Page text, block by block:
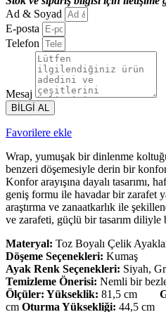
Ad & Soyad
E-posta
Telefon
Mesaj
BİLGİ AL
Favorilere ekle
Wrap, yumuşak bir dinlenme
benzeri döşemesiyle derin bir
Konfor arayışına dayalı tasarımı,
geniş formu ile havadar bir zarafet
araştırma ve zanaatkarlık ile
ve zarafeti, güçlü bir tasarım diliyle
Materyal: Toz Boyalı Çelik
Döşeme Seçenekleri: Kumaş
Ayak Renk Seçenekleri: Siyah,
Temizleme Önerisi: Nemli bir
Ölçüler: Yükseklik: 81,5 cm
cm Oturma Yüksekliği: 44,5 cm